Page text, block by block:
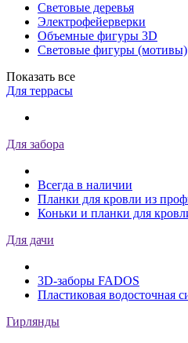
Световые деревья
Электрофейерверки
Объемные фигуры 3D
Световые фигуры (мотивы)
Показать все
Для террасы
Для забора
Всегда в наличии
Планки для кровли из
Коньки и планки для
Для дачи
3D-заборы FADOS
Пластиковая водосточная
Гирлянды